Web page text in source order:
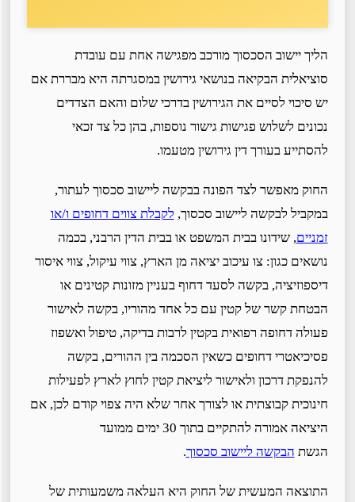
הליך יישוב הסכסוך מורכב מפגישה אחת עם עובדת
סוציאלית הבקיאה בנושאי גירושין במסגרתה היא מבררת אם
יש סיכוי לסיים את הגירושין בדרכי שלום והאם הצדדים
נכונים לשלוש פגישות גישור נוספות, בהן כל צד זכאי
להסתייע בעורך דין גירושין מטעמו.
החוק מאפשר לצד הפונה בבקשה ליישוב סכסוך לעתור,
במקביל לבקשה ליישוב סכסוך,לקבלת צווים דחופים ו/או
זמניים, שידונו בבית המשפט או בבית הדין הרבני, בכמה
נושאים כגון: צו עיכוב יציאה מן הארץ, צווי עיקול, צווי איסור
דיספוזיציה, בקשה לסעד דחוף בעניין מזונות קטינים או
הבטחת קשר של קטין עם כל אחד מהוריו, בקשה לאישור
פעולה דחופה רפואית בקטין לרבות בדיקה, טיפול ואשפוז
פסיכיאטרי דחופים כשאין הסכמה בין ההורים, בקשה
להנפקת דרכון ולאישור ליציאת קטין לחוץ לארץ לפעילות
חינוכית קבוצתית או לצורך אחר שלא היה צפוי קודם לכן, אם
היציאה אמורה להתקיים בתוך 30 ימים ממועד
הגשתהבקשה ליישוב סכסוך.
התוצאה המעשית של החוק היא העלאה משמעותית של